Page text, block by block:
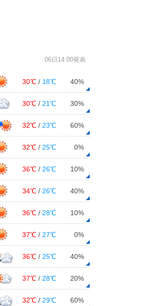
06日14:00発表
30℃ / 18℃ 40%
30℃ / 21℃ 30%
32℃ / 23℃ 60%
32℃ / 25℃ 0%
36℃ / 26℃ 10%
34℃ / 26℃ 40%
36℃ / 28℃ 10%
37℃ / 27℃ 0%
36℃ / 25℃ 40%
37℃ / 28℃ 20%
32℃ / 29℃ 60%